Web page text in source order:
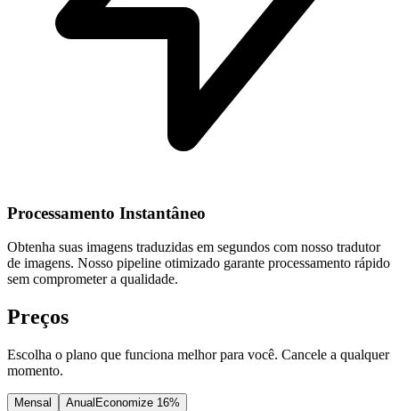
Processamento Instantâneo
Obtenha suas imagens traduzidas em segundos com nosso tradutor
de imagens. Nosso pipeline otimizado garante processamento rápido
sem comprometer a qualidade.
Preços
Escolha o plano que funciona melhor para você. Cancele a qualquer
momento.
Mensal Anual Economize 16%